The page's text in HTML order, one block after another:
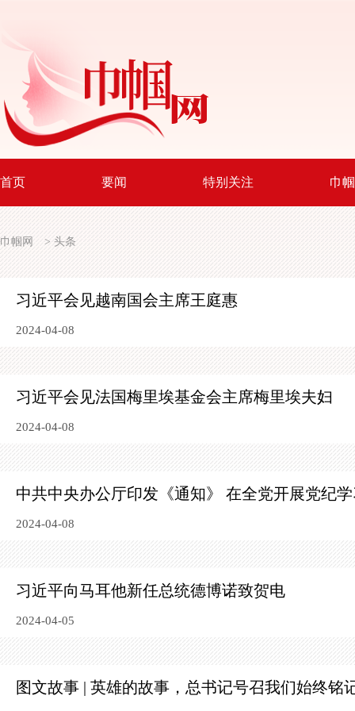
首页 要闻 特别关注 巾
巾帼网 > 头条
习近平会见越南国会主席王庭惠
2024-04-08
习近平会见法国梅里埃基金会主席梅里埃夫妇
2024-04-08
中共中央办公厅印发《通知》 在全党开展党纪
2024-04-08
习近平向马耳他新任总统德博诺致贺电
2024-04-05
图文故事 | 英雄的故事，总书记号召我们始终铭